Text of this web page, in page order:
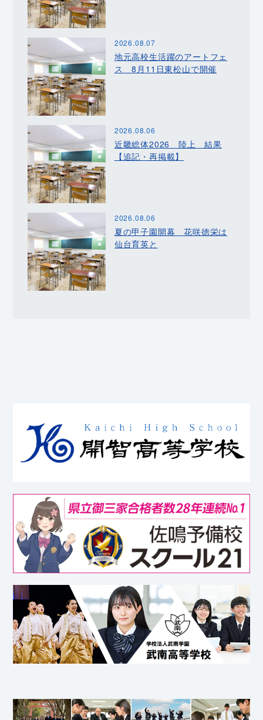
2026.08.07
地元高校生活躍のアートフェ
ス 8月11日東松山で開催
2026.08.06
近畿総体2026 陸上 結果
【追記・再掲載】
2026.08.06
夏の甲子園開幕 花咲徳栄は
仙台育英と